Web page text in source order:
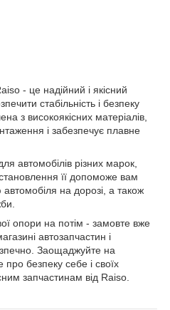
- це надійний і якісний
стабільність і безпеку
з високоякісних матеріалів,
і забезпечує плавне
автомобілів різних марок,
її допоможе вам
автомобіля на дорозі, а також
опори на потім - замовте вже
автозапчастин і
Заощаджуйте на
безпеку себе і своїх
запчастинам від Raiso.